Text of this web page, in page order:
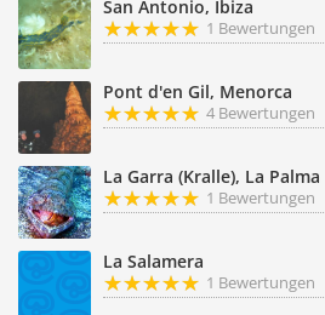
San Antonio, Ibiza
1 Bewertungen
Pont d'en Gil, Menorca
4 Bewertungen
La Garra (Kralle), La Palma
1 Bewertungen
La Salamera
1 Bewertungen